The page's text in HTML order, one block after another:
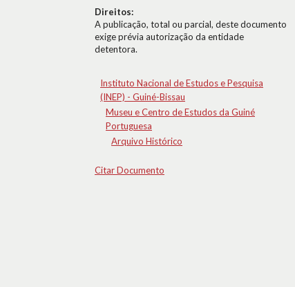
Direitos:
A publicação, total ou parcial, deste documento
exige prévia autorização da entidade
detentora.
Instituto Nacional de Estudos e Pesquisa
(INEP) - Guiné-Bissau
Museu e Centro de Estudos da Guiné
Portuguesa
Arquivo Histórico
Citar Documento